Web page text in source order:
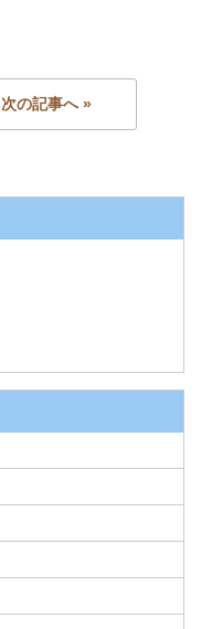
次の記事へ »